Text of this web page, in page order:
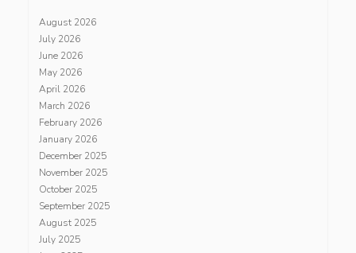
August 2026
July 2026
June 2026
May 2026
April 2026
March 2026
February 2026
January 2026
December 2025
November 2025
October 2025
September 2025
August 2025
July 2025